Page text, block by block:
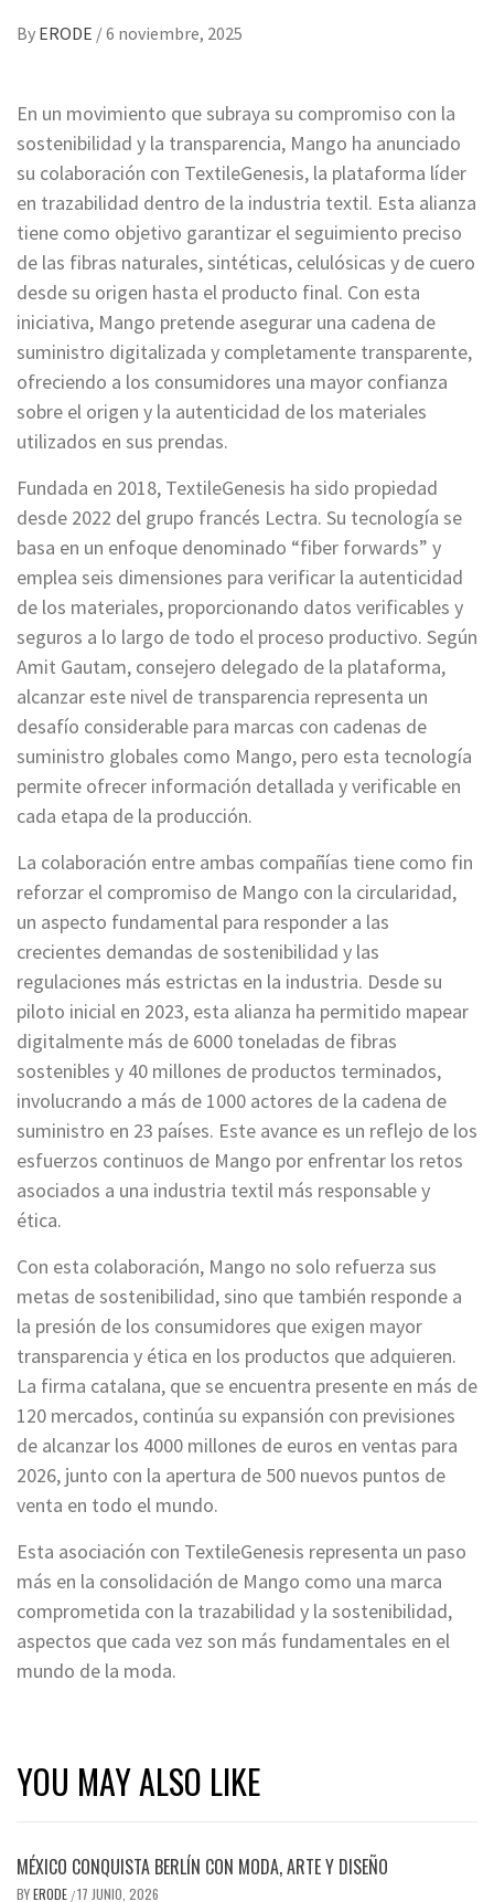
By ERODE /6 noviembre, 2025
En un movimiento que subraya su compromiso con la
sostenibilidad y la transparencia, Mango ha anunciado
su colaboración con TextileGenesis, la plataforma líder
en trazabilidad dentro de la industria textil. Esta alianza
tiene como objetivo garantizar el seguimiento preciso
de las fibras naturales, sintéticas, celulósicas y de cuero
desde su origen hasta el producto final. Con esta
iniciativa, Mango pretende asegurar una cadena de
suministro digitalizada y completamente transparente,
ofreciendo a los consumidores una mayor confianza
sobre el origen y la autenticidad de los materiales
utilizados en sus prendas.
Fundada en 2018, TextileGenesis ha sido propiedad
desde 2022 del grupo francés Lectra. Su tecnología se
basa en un enfoque denominado “fiber forwards” y
emplea seis dimensiones para verificar la autenticidad
de los materiales, proporcionando datos verificables y
seguros a lo largo de todo el proceso productivo. Según
Amit Gautam, consejero delegado de la plataforma,
alcanzar este nivel de transparencia representa un
desafío considerable para marcas con cadenas de
suministro globales como Mango, pero esta tecnología
permite ofrecer información detallada y verificable en
cada etapa de la producción.
La colaboración entre ambas compañías tiene como fin
reforzar el compromiso de Mango con la circularidad,
un aspecto fundamental para responder a las
crecientes demandas de sostenibilidad y las
regulaciones más estrictas en la industria. Desde su
piloto inicial en 2023, esta alianza ha permitido mapear
digitalmente más de 6000 toneladas de fibras
sostenibles y 40 millones de productos terminados,
involucrando a más de 1000 actores de la cadena de
suministro en 23 países. Este avance es un reflejo de los
esfuerzos continuos de Mango por enfrentar los retos
asociados a una industria textil más responsable y
ética.
Con esta colaboración, Mango no solo refuerza sus
metas de sostenibilidad, sino que también responde a
la presión de los consumidores que exigen mayor
transparencia y ética en los productos que adquieren.
La firma catalana, que se encuentra presente en más de
120 mercados, continúa su expansión con previsiones
de alcanzar los 4000 millones de euros en ventas para
2026, junto con la apertura de 500 nuevos puntos de
venta en todo el mundo.
Esta asociación con TextileGenesis representa un paso
más en la consolidación de Mango como una marca
comprometida con la trazabilidad y la sostenibilidad,
aspectos que cada vez son más fundamentales en el
mundo de la moda.
YOU MAY ALSO LIKE
MÉXICO CONQUISTA BERLÍN CON MODA, ARTE Y DISEÑO
BYERODE /17 JUNIO, 2026